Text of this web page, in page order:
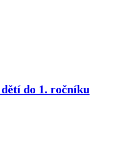
do 1. ročníku